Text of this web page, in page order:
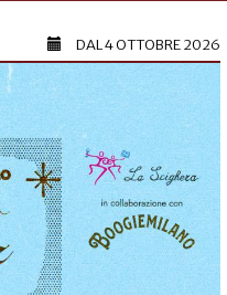
DAL4 OTTOBRE 2026